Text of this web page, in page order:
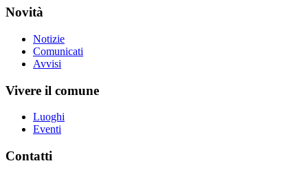
Novità
Notizie
Comunicati
Avvisi
Vivere il comune
Luoghi
Eventi
Contatti